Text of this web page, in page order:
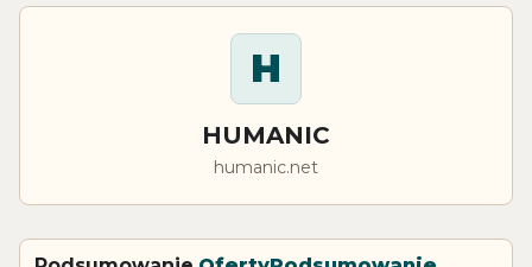
H
HUMANIC
humanic.net